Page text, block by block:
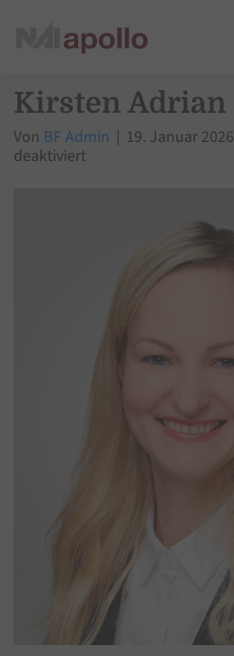
Kirsten Adrian
Von BF Admin | 19. Januar 2026
deaktiviertfür